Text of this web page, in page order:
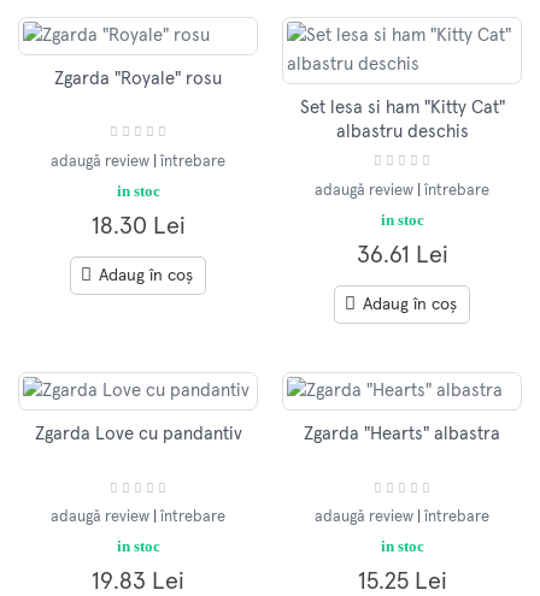
Zgarda "Royale" rosu
adaugă review întrebare
in stoc
18.30 Lei
Adaug în coș
Set lesa si ham "Kitty Cat"
albastru deschis
adaugă review întrebare
in stoc
36.61 Lei
Adaug în coș
Zgarda Love cu pandantiv
adaugă review întrebare
in stoc
19.83 Lei
Zgarda "Hearts" albastra
adaugă review întrebare
in stoc
15.25 Lei